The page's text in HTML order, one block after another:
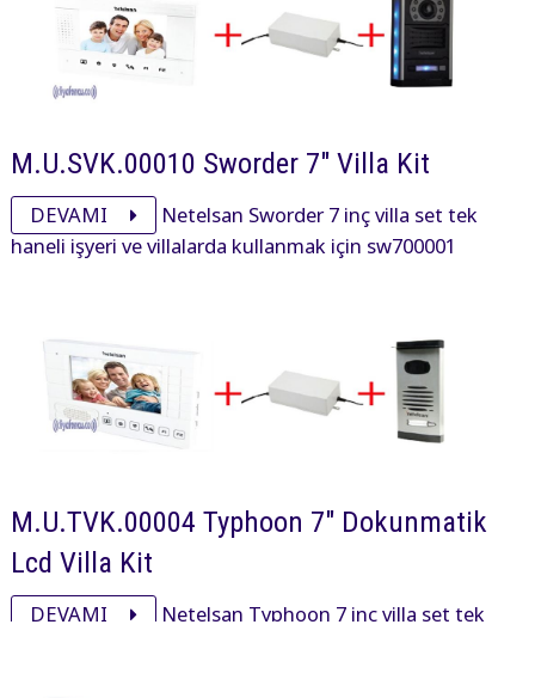
M.U.SVK.00010 Sworder 7" Villa Kit
DEVAMI
Netelsan Sworder 7 inç villa set tek
haneli işyeri ve villalarda kullanmak için sw700001
M.U.TVK.00004 Typhoon 7" Dokunmatik
Lcd Villa Kit
DEVAMI
Netelsan Typhoon 7 inç villa set tek